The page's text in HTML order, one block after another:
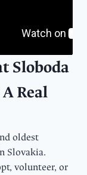
Sloboda
Real
oldest
Slovakia.
volunteer, or